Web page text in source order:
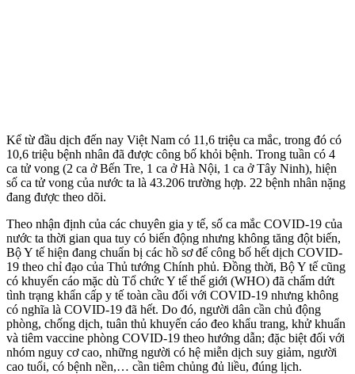
Kể từ đầu dịch đến nay Việt Nam có 11,6 triệu ca mắc, trong đó có
10,6 triệu bệnh nhân đã được công bố khỏi bệnh. Trong tuần có 4
ca t‌ử von‌g (2 ca ở Bến Tre, 1 ca ở Hà Nội, 1 ca ở Tây Ninh), hiện
số ca t‌ử von‌g của nước ta là 43.206 trường hợp. 22 bệnh nhân nặng
đang được theo dõi.
Theo nhận định của các chuyên gia y tế, số ca mắc COVID-19 của
nước ta thời gian qua tuy có biến động nhưng không tăng đột biến,
Bộ Y tế hiện đang chuẩn bị các hồ sơ để công bố hết dịch COVID-
19 theo chỉ đạo của Thủ tướng Chính phủ. Đồng thời, Bộ Y tế cũng
có khuyến cáo mặc dù Tổ chức Y tế thế giới (WHO) đã chấm dứt
tình trạng khẩn cấp y tế toàn cầu đối với COVID-19 nhưng không
có nghĩa là COVID-19 đã hết. Do đó, người dân cần chủ động
phòng, chống dịch, tuân thủ khuyến cáo đeo khẩu trang, khử khuẩn
và tiêm vaccine phòng COVID-19 theo hướng dẫn; đặc biệt đối với
nhóm nguy cơ cao, những người có hệ miễn dịch suy giảm, người
cao tuổi, có bệnh nền,… cần tiêm chủng đủ liều, đúng lịch.